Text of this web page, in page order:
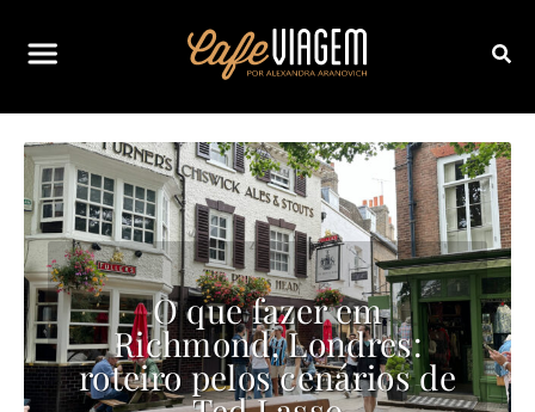
O que fazer em
Richmond, Londres:
roteiro pelos cenários de